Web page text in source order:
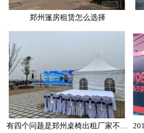
郑州篷房租赁怎么选择
有四个问题是郑州桌椅出租厂家不能小觑的